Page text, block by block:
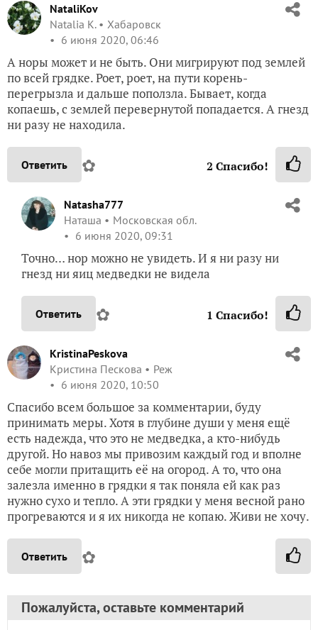
NataliKov
Natalia K.
Хабаровск
6 июня 2020, 06:46
А норы может и не быть. Они мигрируют под землей
по всей грядке. Роет, роет, на пути корень-
перегрызла и дальше поползла. Бывает, когда
копаешь, с землей перевернутой попадается. А гнезд
ни разу не находила.
Ответить ✿ 2 Спасибо!
Natasha777
Наташа
Московская обл.
6 июня 2020, 09:31
Точно… нор можно не увидеть. И я ни разу ни
гнезд ни яиц медведки не видела
Ответить ✿ 1 Спасибо!
KristinaPeskova
Кристина Пескова
Реж
6 июня 2020, 10:50
Спасибо всем большое за комментарии, буду
принимать меры. Хотя в глубине души у меня ещё
есть надежда, что это не медведка, а кто-нибудь
другой. Но навоз мы привозим каждый год и вполне
себе могли притащить её на огород. А то, что она
залезла именно в грядки я так поняла ей как раз
нужно сухо и тепло. А эти грядки у меня весной рано
прогреваются и я их никогда не копаю. Живи не хочу.
Ответить ✿
Пожалуйста, оставьте комментарий